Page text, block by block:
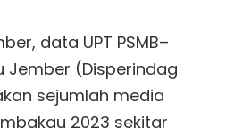
data UPT PSMB–
Jember (Disperindag
sejumlah media
2023 sekitar